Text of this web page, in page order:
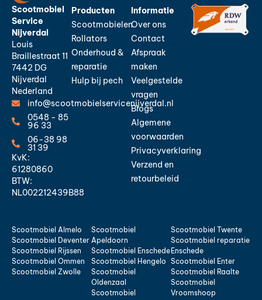
Scootmobiel
Service
Nijverdal
Louis
Braillestraat 11
7442 DG
Nijverdal
Nederland
info@scootmobielservicenijverdal.nl
0548 - 85
96 33
06-38 98
31 39
KvK:
61280860
BTW:
NL002212439B88
Producten
Scootmobielen
Rollators
Onderhoud &
reparatie
Hulp bij pech
Informatie
Over ons
Contact
Afspraak
maken
Veelgestelde
vragen
Blogs
Algemene
voorwaarden
Privacyverklaring
Verzend en
retourbeleid
Scootmobiel Almelo
Scootmobiel Deventer
Scootmobiel Rijssen
Scootmobiel Ommen
Scootmobiel Zwolle
Scootmobiel
Apeldoorn
Scootmobiel Enschede
Scootmobiel Hengelo
Scootmobiel
Oldenzaal
Scootmobiel
Scootmobiel Twente
Scootmobiel reparatie
Enschede
Scootmobiel Enter
Scootmobiel Raalte
Scootmobiel
Vroomshoop